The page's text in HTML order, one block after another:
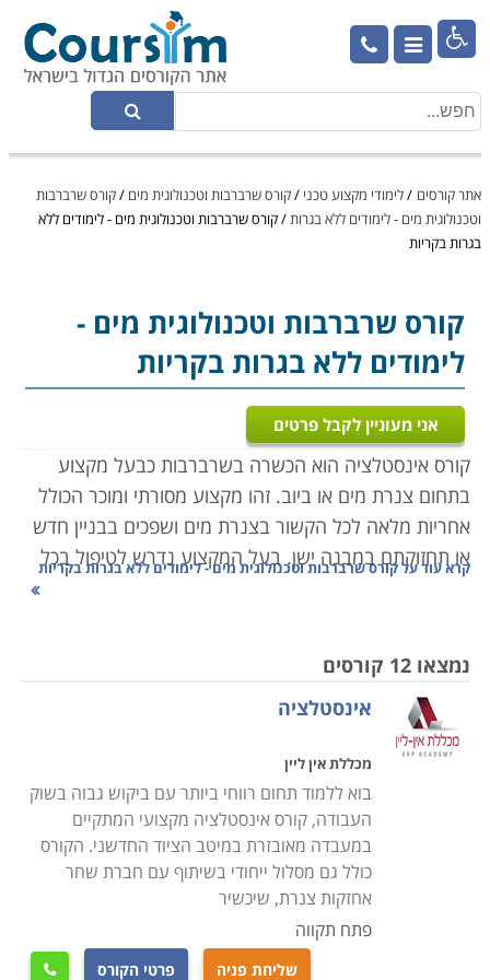

אתר קורסים /לימודי מקצוע טכני /קורס שרברבות וטכנולוגית מים /קורס שרברבות
וטכנולוגית מים - לימודים ללא בגרות/קורס שרברבות וטכנולוגית מים - לימודים ללא
בגרות בקריות
קורס שרברבות וטכנולוגית מים -
לימודים ללא בגרות בקריות
אני מעוניין לקבל פרטים
קורס אינסטלציה הוא הכשרה בשרברבות כבעל מקצוע
בתחום צנרת מים או ביוב. זהו מקצוע מסורתי ומוכר הכולל
אחריות מלאה לכל הקשור בצנרת מים ושפכים בבניין חדש
או תחזוקתם במבנה ישן. בעל המקצוע נדרש לטיפול בכל
צנרת הבניין המרכזית ועד צנרת הביוב העירונית, כולל
האבזרים המחוברים לה. ישנם שני סוגים עיקריים של
עבודת שרברבות: הרכבת מערכות חדשות, ואיתור ותיקון
תקלות במערכת קיימת. ישנם שרברבים העובדים כעצמאי,
לעתים כעסק של אדם אחד בלבד, וכן הפעילים בחברות
אינסטלציה, ובחברות בעלות התמחות רחבה יותר בתחום
מעבר לעבודתם של שרברבים בתיקון ובהצבת צנרת
בבתים, קיימים לא מעט תחומים נוספים שנהנים משירותי
קרא עוד עלקורס שרברבות וטכנולוגית מים - לימודים ללא בגרות בקריות
נמצאו 12 קורסים
אינסטלציה
מכללת אין ליין
בוא ללמוד תחום רווחי ביותר עם ביקוש גבוה בשוק
העבודה, קורס אינסטלציה מקצועי המתקיים
במעבדה מאובזרת במיטב הציוד החדשני. הקורס
כולל גם מסלול ייחודי בשיתוף עם חברת שחר
אחזקות צנרת, שיכשיר
פתח תקווה
שליחת פניה פרטי הקורס 